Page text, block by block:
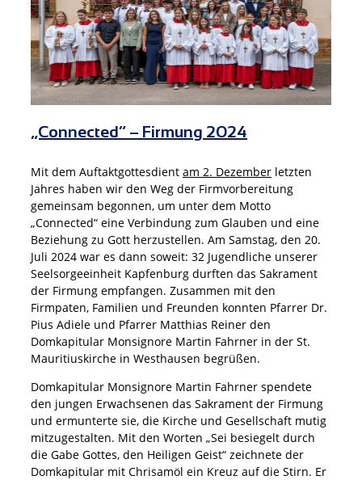
„Connected“ – Firmung 2024
Mit dem Auftaktgottesdient am 2. Dezember letzten
Jahres haben wir den Weg der Firmvorbereitung
gemeinsam begonnen, um unter dem Motto
„Connected“ eine Verbindung zum Glauben und eine
Beziehung zu Gott herzustellen. Am Samstag, den 20.
Juli 2024 war es dann soweit: 32 Jugendliche unserer
Seelsorgeeinheit Kapfenburg durften das Sakrament
der Firmung empfangen. Zusammen mit den
Firmpaten, Familien und Freunden konnten Pfarrer Dr.
Pius Adiele und Pfarrer Matthias Reiner den
Domkapitular Monsignore Martin Fahrner in der St.
Mauritiuskirche in Westhausen begrüßen.
Domkapitular Monsignore Martin Fahrner spendete
den jungen Erwachsenen das Sakrament der Firmung
und ermunterte sie, die Kirche und Gesellschaft mutig
mitzugestalten. Mit den Worten „Sei besiegelt durch
die Gabe Gottes, den Heiligen Geist“ zeichnete der
Domkapitular mit Chrisamöl ein Kreuz auf die Stirn. Er